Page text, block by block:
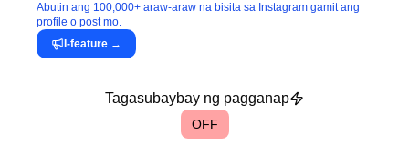
Abutin ang 100,000+ araw-araw na bisita sa Instagram gamit ang
profile o post mo.
I-feature →
Tagasubaybay ng pagganap
OFF